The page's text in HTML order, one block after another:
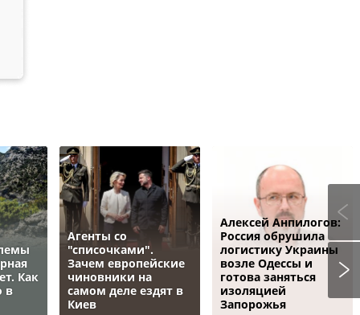
Как
в
Агенты со
"списочками".
Зачем европейские
чиновники на
самом деле ездят в
Киев
Алексей Анпилогов:
Россия обрушила
логистику Украины
возле Одессы и
готова заняться
изоляцией
Запорожья